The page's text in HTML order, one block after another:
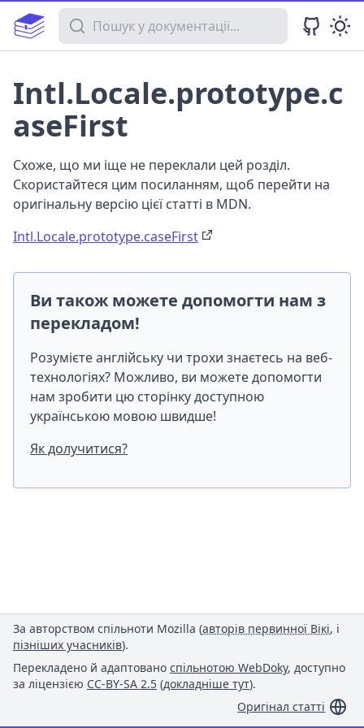
Пошук у документації
Intl.Locale.prototype.c
aseFirst
Схоже, що ми іще не переклали цей розділ.
Скористайтеся цим посиланням, щоб перейти на
оригінальну версію цієї статті в MDN.
Intl.Locale.prototype.caseFirst
Ви також можете допомогти нам з
перекладом!
Розумієте англійську чи трохи знаєтесь на веб-
технологіях? Можливо, ви можете допомогти
нам зробити цю сторінку доступною
українською мовою швидше!
Як долучитися?
За авторством спільноти Mozilla (авторів первинної Вікі, і
пізніших учасників).
Перекладено й адаптовано спільнотою WebDoky, доступно
за ліцензією CC-BY-SA 2.5 (докладніше тут).
Оригінал статті